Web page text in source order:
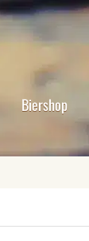
Biershop